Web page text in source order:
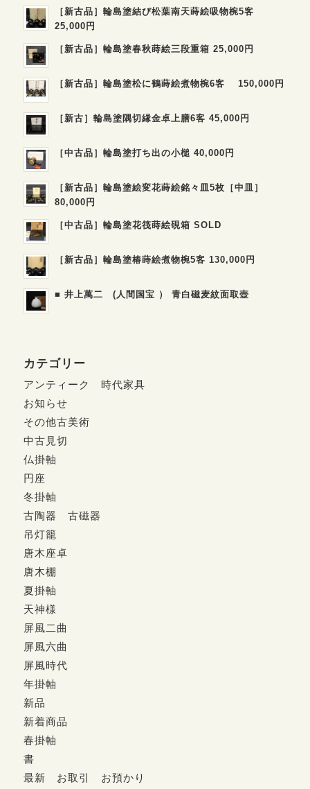
［新古品］輪島塗結び松葉南天蒔絵吸物椀5客
25,000円
［新古品］輪島塗春秋蒔絵三段重箱 25,000円
［新古品］輪島塗松に鶴蒔絵煮物椀6客 150,000円
［新古］輪島塗隅切縁金卓上膳6客 45,000円
［中古品］輪島塗打ち出の小槌 40,000円
［新古品］輪島塗絵変花蒔絵銘々皿5枚［中皿］
80,000円
［中古品］輪島塗花筏蒔絵硯箱 SOLD
［新古品］輪島塗椿蒔絵煮物椀5客 130,000円
■ 井上萬二 (人間国宝 ） 青白磁麦紋面取壺
カテゴリー
アンティーク 時代家具
お知らせ
その他古美術
中古見切
仏掛軸
円座
冬掛軸
古陶器 古磁器
吊灯籠
唐木座卓
唐木棚
夏掛軸
天神様
屏風二曲
屏風六曲
屏風時代
年掛軸
新品
新着商品
春掛軸
書
最新 お取引 お預かり